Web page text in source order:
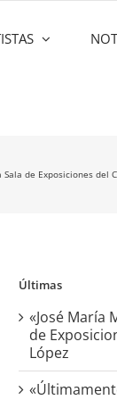
de Exposiciones del
Últimas
«José María
de
López